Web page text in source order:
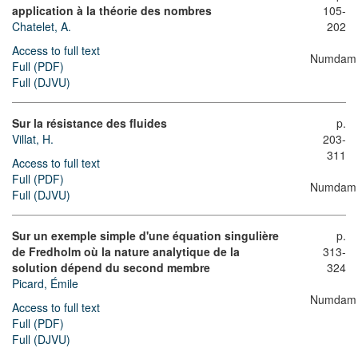
application à la théorie des nombres
Chatelet, A.
Access to full text
Full (PDF)
Full (DJVU)
105-
202
Numdam
Sur la résistance des fluides
Villat, H.
Access to full text
Full (PDF)
Full (DJVU)
p.
203-
311
Numdam
Sur un exemple simple d'une équation singulière
de Fredholm où la nature analytique de la
solution dépend du second membre
Picard, Émile
Access to full text
Full (PDF)
Full (DJVU)
p.
313-
324
Numdam